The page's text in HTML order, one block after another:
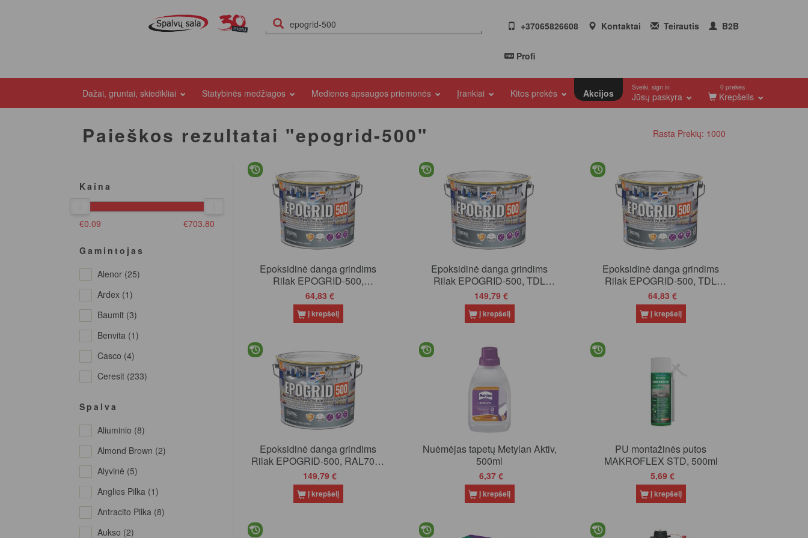
+37065826608 Kontaktai Teirautis B2B
Profi
Dažai, gruntai, skiedikliai Statybinės medžiagos Medienos apsaugos priemonės Įrankiai Kitos prekės Akcijos
Sveiki, sign in
Jūsų paskyra
0 prekės
Krepšelis
Paieškos rezultatai "epogrid-500" Rasta Prekių: 1000
Kaina
€0.09 €703.80
Gamintojas
Alenor (25)
Ardex (1)
Baumit (3)
Benvita (1)
Casco (4)
Ceresit (233)
Colormark (1)
Decomax (1)
Ejot (7)
Hammerite (76)
Hardy (234)
Spalva
Aliuminio (8)
Almond Brown (2)
Alyvinė (5)
Anglies Pilka (1)
Antracito Pilka (8)
Aukso (2)
Epoksidinė danga grindims
Rilak EPOGRID-500,
RAL7030, 2.7l
64,83 €
Į krepšelį
Epoksidinė danga grindims
Rilak EPOGRID-500, TDL
(tonuojama), 6.6 l
149,79 €
Į krepšelį
Epoksidinė danga grindims
Rilak EPOGRID-500, TDL
(tonuojami), 2.7 l
64,83 €
Į krepšelį
Epoksidinė danga grindims
Rilak EPOGRID-500, RAL7030
(pilka), 6.6 l
149,79 €
Į krepšelį
Nuėmėjas tapetų Metylan Aktiv,
500ml
6,37 €
Į krepšelį
PU montažinės putos
MAKROFLEX STD, 500ml
5,69 €
Į krepšelį